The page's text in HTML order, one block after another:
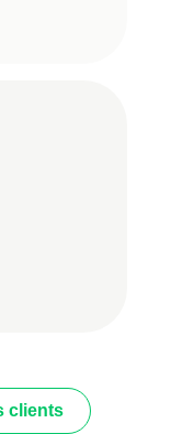
clients